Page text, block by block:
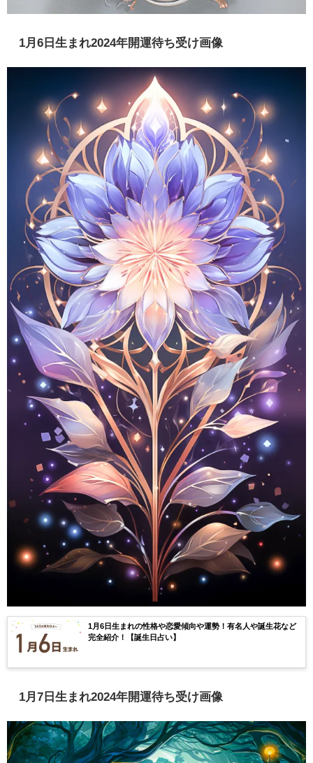
1月6日生まれ2024年開運待ち受け画像
1月6日生まれの性格や恋愛傾向や運勢！有名人や誕生花など
完全紹介！【誕生日占い】
1月7日生まれ2024年開運待ち受け画像